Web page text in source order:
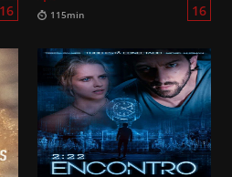
HD 2025